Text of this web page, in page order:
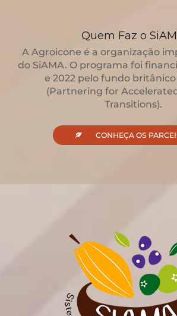
Quem Faz o
A Agroicone é a organização
do SiAMA. O programa foi
e 2022 pelo fundo britânico
(Partnering for
Transitions).
CONHEÇA TODOS OS
CONHEÇA OS